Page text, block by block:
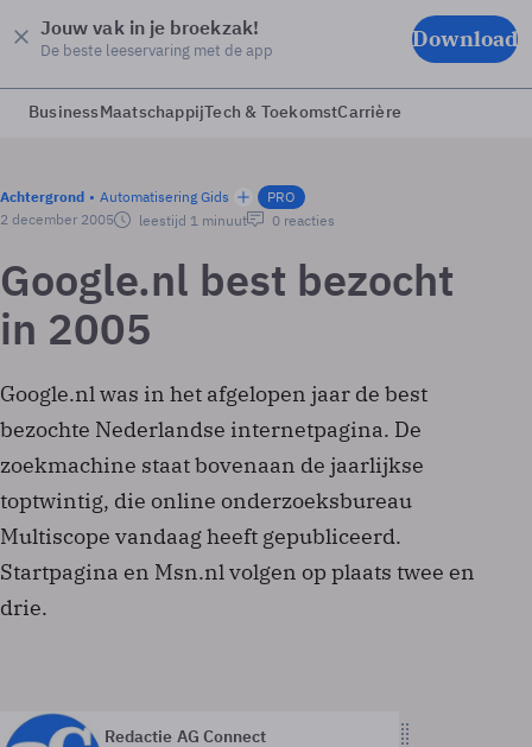
Jouw vak in je broekzak!
De beste leeservaring met de app Download
BusinessMaatschappijTech & ToekomstCarrière
Achtergrond Automatisering Gids
PRO
2 december 2005
leestijd 1 minuut 0 reacties
Google.nl best bezocht
in 2005
Google.nl was in het afgelopen jaar de best
bezochte Nederlandse internetpagina. De
zoekmachine staat bovenaan de jaarlijkse
toptwintig, die online onderzoeksbureau
Multiscope vandaag heeft gepubliceerd.
Startpagina en Msn.nl volgen op plaats twee en
drie.
Redactie AG Connect